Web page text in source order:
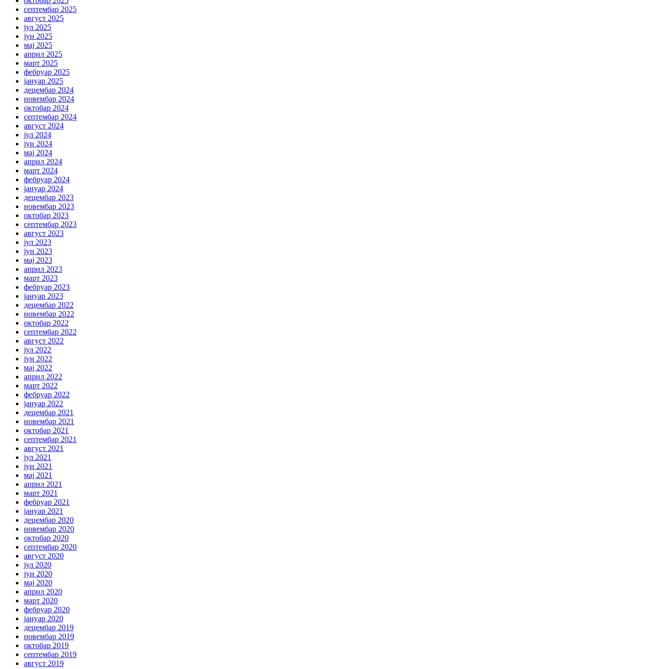
септембар 2025
август 2025
јул 2025
јун 2025
мај 2025
април 2025
март 2025
фебруар 2025
јануар 2025
децембар 2024
новембар 2024
октобар 2024
септембар 2024
август 2024
јул 2024
јун 2024
мај 2024
април 2024
март 2024
фебруар 2024
јануар 2024
децембар 2023
новембар 2023
октобар 2023
септембар 2023
август 2023
јул 2023
јун 2023
мај 2023
април 2023
март 2023
фебруар 2023
јануар 2023
децембар 2022
новембар 2022
октобар 2022
септембар 2022
август 2022
јул 2022
јун 2022
мај 2022
април 2022
март 2022
фебруар 2022
јануар 2022
децембар 2021
новембар 2021
октобар 2021
септембар 2021
август 2021
јул 2021
јун 2021
мај 2021
април 2021
март 2021
фебруар 2021
јануар 2021
децембар 2020
новембар 2020
октобар 2020
септембар 2020
август 2020
јул 2020
јун 2020
мај 2020
април 2020
март 2020
фебруар 2020
јануар 2020
децембар 2019
новембар 2019
октобар 2019
септембар 2019
август 2019